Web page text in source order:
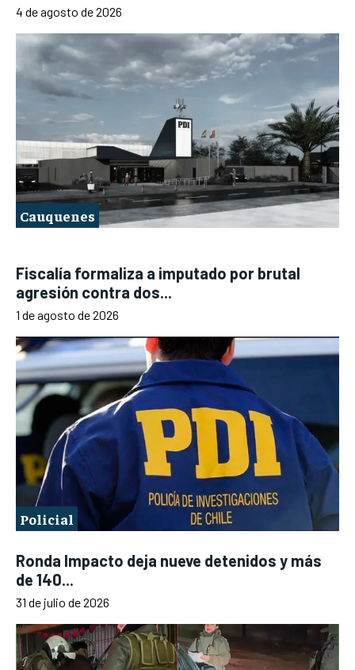
4 de agosto de 2026
Cauquenes
Fiscalía formaliza a imputado por brutal
agresión contra dos...
1 de agosto de 2026
Policial
Ronda Impacto deja nueve detenidos y más
de 140...
31 de julio de 2026